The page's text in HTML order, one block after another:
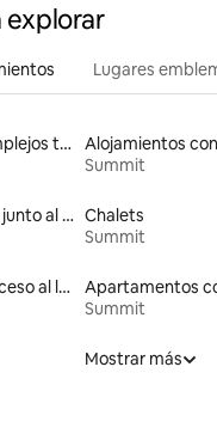
explorar
Lugares
Alojamientos en complejos turísticos
Alojamientos
Summit
Rentas vacacionales junto al agua Chalets
Summit
Alojamientos con acceso al lago
Summit
Mostrar más